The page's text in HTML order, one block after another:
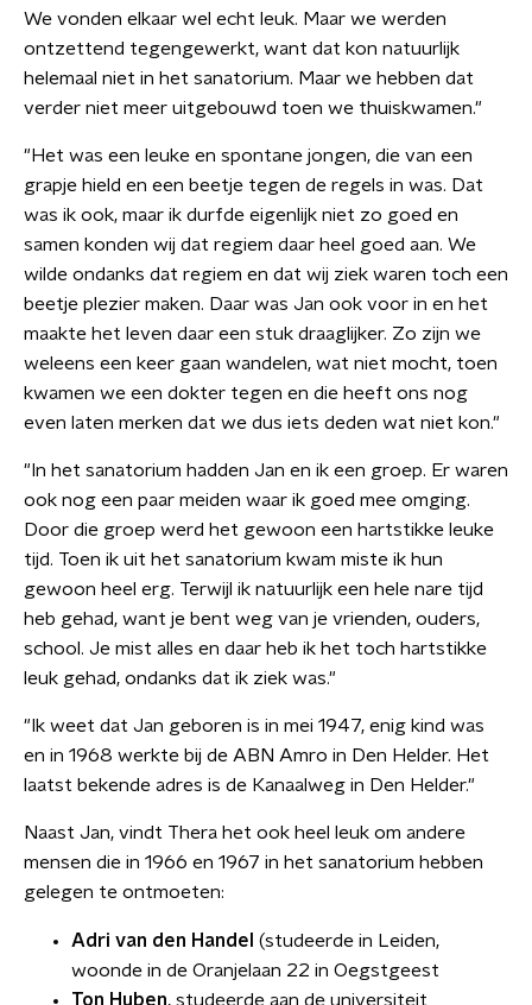
We vonden elkaar wel echt leuk. Maar we werden
ontzettend tegengewerkt, want dat kon natuurlijk
helemaal niet in het sanatorium. Maar we hebben dat
verder niet meer uitgebouwd toen we thuiskwamen."
"Het was een leuke en spontane jongen, die van een
grapje hield en een beetje tegen de regels in was. Dat
was ik ook, maar ik durfde eigenlijk niet zo goed en
samen konden wij dat regiem daar heel goed aan. We
wilde ondanks dat regiem en dat wij ziek waren toch een
beetje plezier maken. Daar was Jan ook voor in en het
maakte het leven daar een stuk draaglijker. Zo zijn we
weleens een keer gaan wandelen, wat niet mocht, toen
kwamen we een dokter tegen en die heeft ons nog
even laten merken dat we dus iets deden wat niet kon."
"In het sanatorium hadden Jan en ik een groep. Er waren
ook nog een paar meiden waar ik goed mee omging.
Door die groep werd het gewoon een hartstikke leuke
tijd. Toen ik uit het sanatorium kwam miste ik hun
gewoon heel erg. Terwijl ik natuurlijk een hele nare tijd
heb gehad, want je bent weg van je vrienden, ouders,
school. Je mist alles en daar heb ik het toch hartstikke
leuk gehad, ondanks dat ik ziek was."
"Ik weet dat Jan geboren is in mei 1947, enig kind was
en in 1968 werkte bij de ABN Amro in Den Helder. Het
laatst bekende adres is de Kanaalweg in Den Helder."
Naast Jan, vindt Thera het ook heel leuk om andere
mensen die in 1966 en 1967 in het sanatorium hebben
gelegen te ontmoeten:
Adri van den Handel (studeerde in Leiden,
woonde in de Oranjelaan 22 in Oegstgeest
Ton Huben, studeerde aan de universiteit